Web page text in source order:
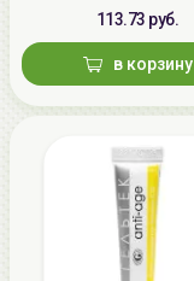
113.73 руб.
в корзину